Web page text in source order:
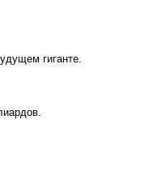
гиганте.